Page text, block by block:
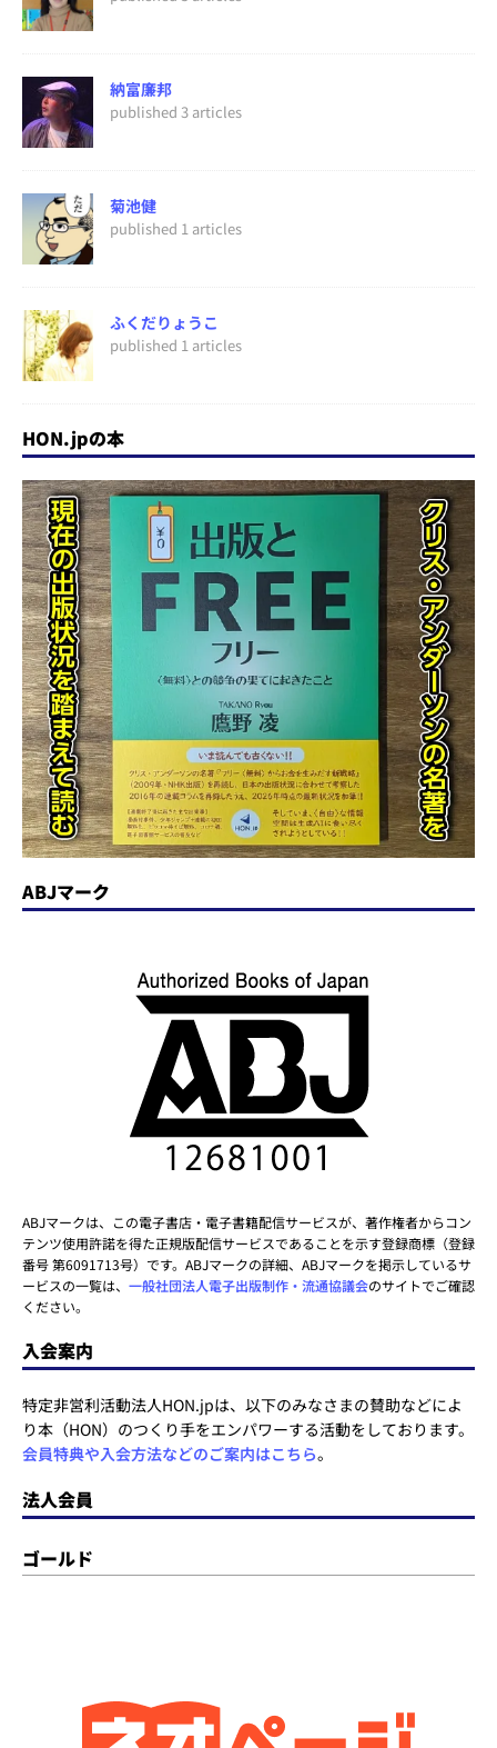
納富廉邦
published 3 articles
菊池健
published 1 articles
ふくだりょうこ
published 1 articles
HON.jpの本
ABJマーク
ABJマークは、この電子書店・電子書籍配信サービスが、著作権者からコン
テンツ使用許諾を得た正規版配信サービスであることを示す登録商標（登録
番号 第6091713号）です。ABJマークの詳細、ABJマークを掲示しているサ
ービスの一覧は、 一般社団法人電子出版制作・流通協議会のサイトでご確認
ください。
入会案内
特定非営利活動法人HON.jpは、以下のみなさまの賛助などによ
り本（HON）のつくり手をエンパワーする活動をしております。
会員特典や入会方法などのご案内はこちら。
法人会員
ゴールド